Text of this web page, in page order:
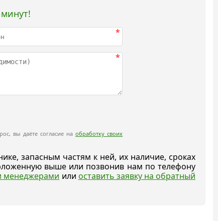
*
*
вы даёте согласие наобработку своих
запасным частям к ней, их наличие, сроках
выше или позвонив нам по телефону
менеджерами или оставить заявку на обратный